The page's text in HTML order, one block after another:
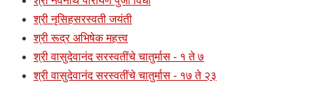
श्री नृसिहसरस्वती जयंती
श्री रूद्र अभिषेक महत्त्व
श्री वासुदेवानंद सरस्वतींचे चातुर्मास - १ ते ७
श्री वासुदेवानंद सरस्वतींचे चातुर्मास - १७ ते २३